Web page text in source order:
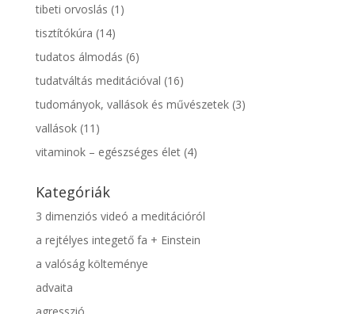
tibeti orvoslás (1)
tisztítókúra (14)
tudatos álmodás (6)
tudatváltás meditációval (16)
tudományok, vallások és művészetek(3)
vallások(11)
vitaminok – egészséges élet(4)
Kategóriák
3 dimenziós videó a meditációról
a rejtélyes integető fa + Einstein
a valóság költeménye
advaita